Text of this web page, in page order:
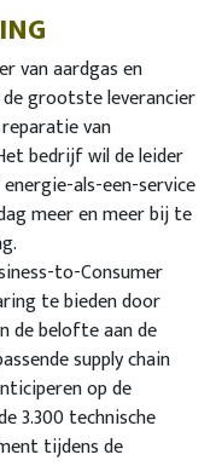
van aardgas en
grootste leverancier
van
bedrijf wil de leider
als-een-service
meer en meer bij te
to-Consumer
te bieden door
de belofte aan de
supply chain
op de
3.300 technische
tijdens de